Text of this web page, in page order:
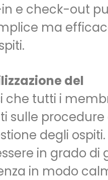
e check-out
ma
del
che tutti i
sulle procedure
degli ospiti.
in grado di
in modo